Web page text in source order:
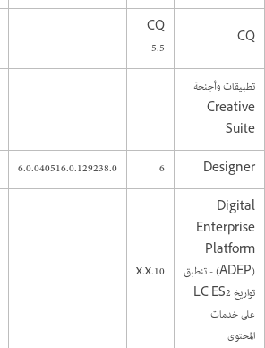
CQ
CQ
5.5
تطبيقات وأجنحة
Creative
Suite
Designer
6
6.0.040516.0.129238.0
Digital
Enterprise
Platform
(ADEP) - تنطبق
تواريخ LC ES2
على خدمات
المحتوى
10.x.x